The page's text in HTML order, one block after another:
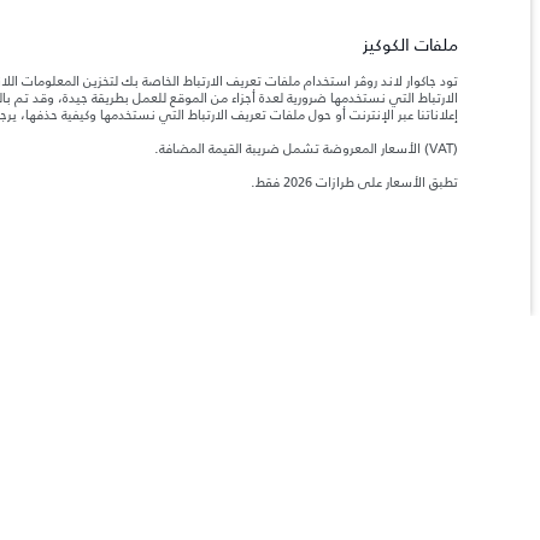
الدولة
فلسطين
اللغة
ملفات الكوكيز
تود جاكوار لاند روڤر استخدام ملفات تعريف الارتباط الخاصة بك لتخزين المعلومات
الارتباط التي نستخدمها ضرورية لعدة أجزاء من الموقع للعمل بطريقة جيدة، وقد
إعلاناتنا عبر الإنترنت أو حول ملفات تعريف الارتباط التي نستخدمها وكيفية حذفها،
(VAT) الأسعار المعروضة تشمل ضريبة القيمة المضافة.
تطبق الأسعار على طرازات 2026 فقط.